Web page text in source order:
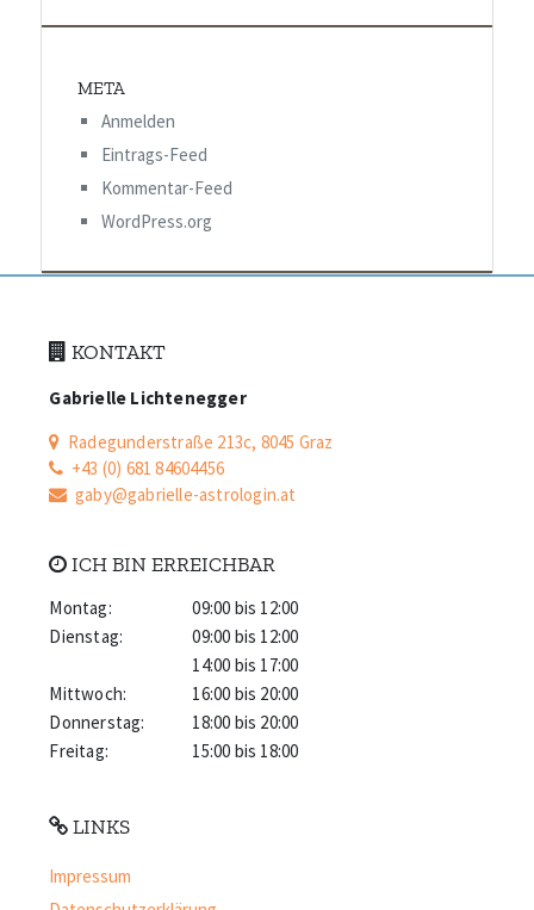
META
Anmelden
Eintrags-Feed
Kommentar-Feed
WordPress.org
KONTAKT
Gabrielle Lichtenegger
Radegunderstraße 213c, 8045 Graz
+43 (0) 681 84604456
gaby@gabrielle-astrologin.at
ICH BIN ERREICHBAR
Montag:
09:00 bis 12:00
Dienstag:
09:00 bis 12:00
14:00 bis 17:00
Mittwoch:
16:00 bis 20:00
Donnerstag:
18:00 bis 20:00
Freitag:
15:00 bis 18:00
LINKS
Impressum